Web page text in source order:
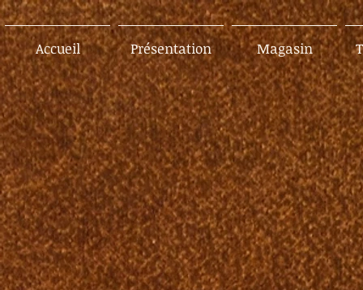
Accueil Présentation Magasin